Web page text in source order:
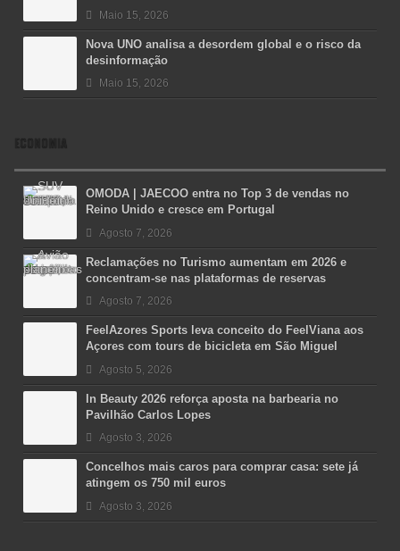
Maio 15, 2026
Nova UNO analisa a desordem global e o risco da
desinformação
Maio 15, 2026
ECONOMIA
OMODA | JAECOO entra no Top 3 de vendas no
Reino Unido e cresce em Portugal
Agosto 7, 2026
Reclamações no Turismo aumentam em 2026 e
concentram-se nas plataformas de reservas
Agosto 7, 2026
FeelAzores Sports leva conceito do FeelViana aos
Açores com tours de bicicleta em São Miguel
Agosto 5, 2026
In Beauty 2026 reforça aposta na barbearia no
Pavilhão Carlos Lopes
Agosto 3, 2026
Concelhos mais caros para comprar casa: sete já
atingem os 750 mil euros
Agosto 3, 2026